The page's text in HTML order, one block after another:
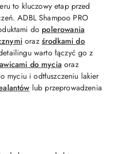
to kluczowy etap przed
ADBL Shampoo PRO
do polerowania
oraz środkami do
warto łączyć go z
do myciaoraz
myciu i odtłuszczeniu lakier
lub przeprowadzenia